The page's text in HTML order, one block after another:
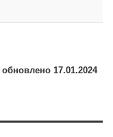
обновлено 17.01.2024